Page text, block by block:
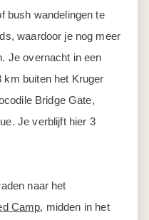
bush wandelingen te
waardoor je nog meer
Je overnacht in een
buiten het Kruger
Bridge Gate,
Je verblijft hier 3
naar het
Camp, midden in het